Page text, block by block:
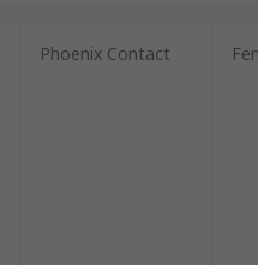
Phoenix Contact